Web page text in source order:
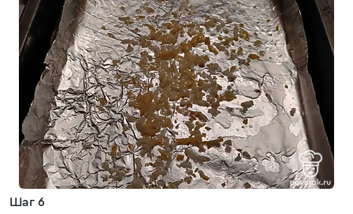
Шаг 6